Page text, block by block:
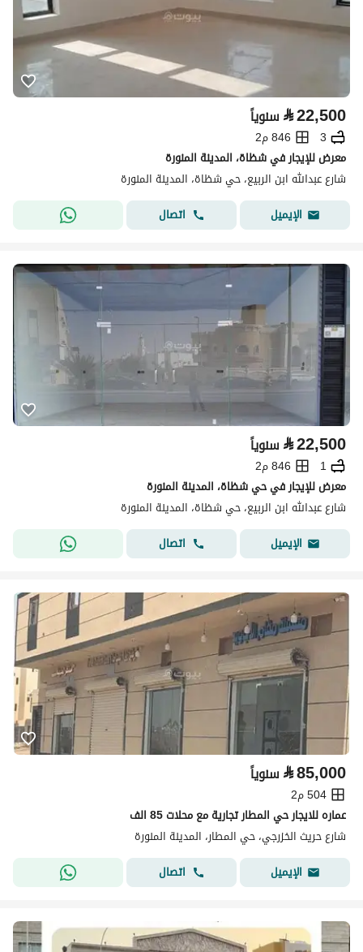
⃁22,500 سنوياً
3
846 م2
معرض للإيجار في شظاة، المدينة المنورة
شارع عبدالله ابن الربيع، حي شظاة، المدينة المنورة
الإيميل
اتصال
⃁22,500 سنوياً
1
846 م2
معرض للإيجار في حي شظاة، المدينة المنورة
شارع عبدالله ابن الربيع، حي شظاة، المدينة المنورة
الإيميل
اتصال
⃁85,000 سنوياً
504 م2
عماره للايجار حي المطار تجارية مع محلات 85 الف
شارع حريث الخزرجي، حي المطار، المدينة المنورة
الإيميل
اتصال